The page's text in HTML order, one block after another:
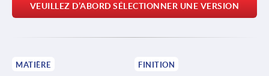
VEUILLEZ D’ABORD SÉLECTIONNER UNE VERSION
MATIÈRE FINITION